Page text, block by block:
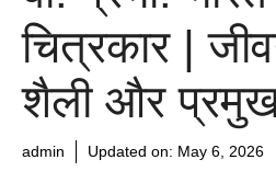
चित्रकार |
शैली और
admin Updated on: May 6, 2026